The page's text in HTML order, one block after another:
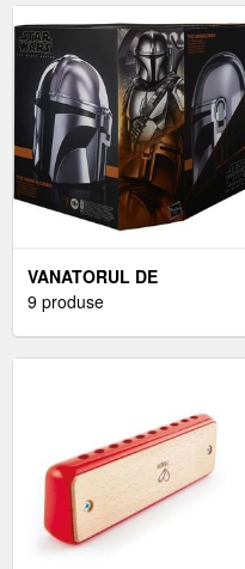
VANATORUL DE
RECOMPENSE. STAR
9 produse